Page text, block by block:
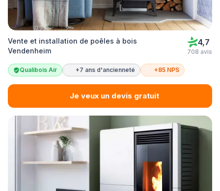
Vente et installation de poêles à bois
Vendenheim
4,7
708 avis
Qualibois Air +7 ans d'ancienneté +85 NPS
Je veux un devis gratuit